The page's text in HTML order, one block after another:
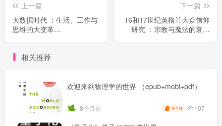
上一篇
大数据时代 ：生活、工作与
思维的大变革
下一篇
16和17世纪英格兰大众信仰
研究 ：宗教与魔法的衰落
相关推荐
欢迎来到物理学的世界 （epub+mobi+pdf）
8个月前 ￥4.9 107